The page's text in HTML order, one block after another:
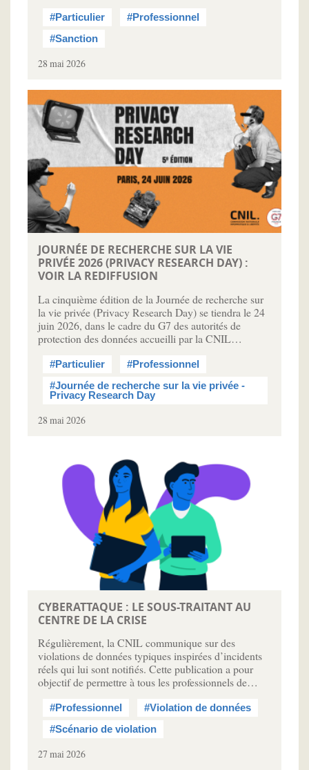
#Particulier
#Professionnel
#Sanction
28 mai 2026
JOURNÉE DE RECHERCHE SUR LA VIE
PRIVÉE 2026 (PRIVACY RESEARCH DAY) :
VOIR LA REDIFFUSION
La cinquième édition de la Journée de recherche sur
la vie privée (Privacy Research Day) se tiendra le 24
juin 2026, dans le cadre du G7 des autorités de
protection des données accueilli par la CNIL…
#Particulier
#Professionnel
#Journée de recherche sur la vie privée -
Privacy Research Day
28 mai 2026
CYBERATTAQUE : LE SOUS-TRAITANT AU
CENTRE DE LA CRISE
Régulièrement, la CNIL communique sur des
violations de données typiques inspirées d’incidents
réels qui lui sont notifiés. Cette publication a pour
objectif de permettre à tous les professionnels de…
#Professionnel
#Violation de données
#Scénario de violation
27 mai 2026